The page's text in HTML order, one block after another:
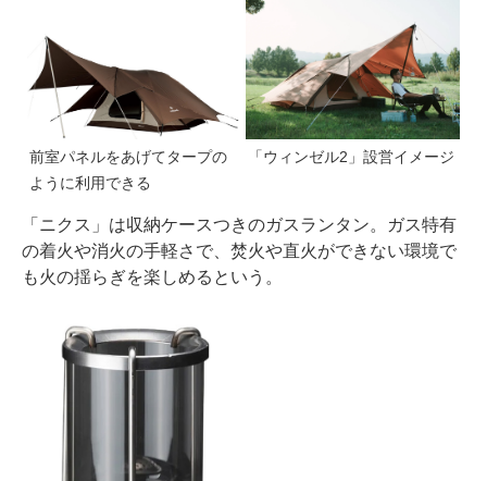
前室パネルをあげてタープの
ように利用できる
「ウィンゼル2」設営イメージ
「ニクス」は収納ケースつきのガスランタン。ガス特有
の着火や消火の手軽さで、焚火や直火ができない環境で
も火の揺らぎを楽しめるという。